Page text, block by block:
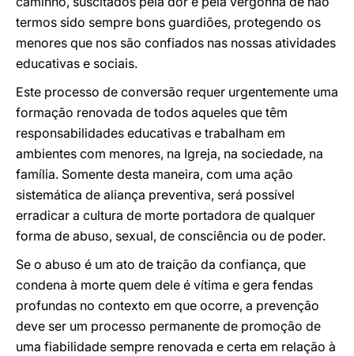
termos sido sempre bons guardiões, protegendo os
menores que nos são confiados nas nossas atividades
educativas e sociais.
Este processo de conversão requer urgentemente uma
formação renovada de todos aqueles que têm
responsabilidades educativas e trabalham em
ambientes com menores, na Igreja, na sociedade, na
família. Somente desta maneira, com uma ação
sistemática de aliança preventiva, será possível
erradicar a cultura de morte portadora de qualquer
forma de abuso, sexual, de consciência ou de poder.
Se o abuso é um ato de traição da confiança, que
condena à morte quem dele é vítima e gera fendas
profundas no contexto em que ocorre, a prevenção
deve ser um processo permanente de promoção de
uma fiabilidade sempre renovada e certa em relação à